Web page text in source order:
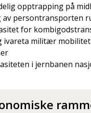
opptrapping på
av persontransporten
for
ivareta militær
i jernbanen